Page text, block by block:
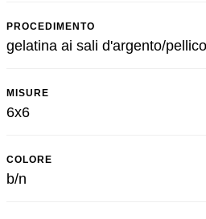
PROCEDIMENTO
gelatina ai sali d'argento/
MISURE
6x6
COLORE
b/n